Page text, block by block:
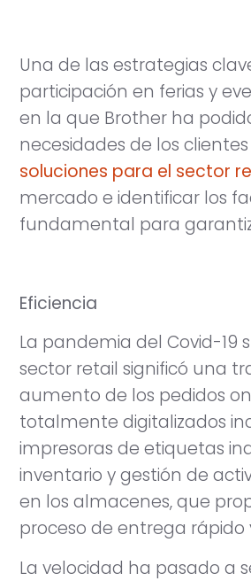
Una de las estrategias
participación en ferias y
en la que Brother ha
necesidades de los
soluciones para el sector
mercado e identificar los
fundamental para
Eficiencia
La pandemia del Covid-19
sector retail significó una
aumento de los pedidos
totalmente digitalizados
impresoras de etiquetas
inventario y gestión de
en los almacenes, que
proceso de entrega rápido
La velocidad ha pasado a